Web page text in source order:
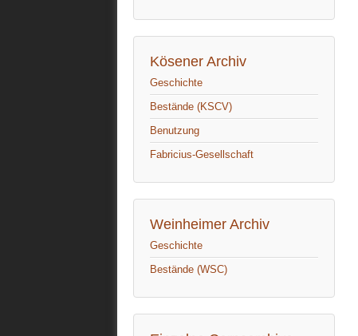
Kösener Archiv
Geschichte
Bestände (KSCV)
Benutzung
Fabricius-Gesellschaft
Weinheimer Archiv
Geschichte
Bestände (WSC)